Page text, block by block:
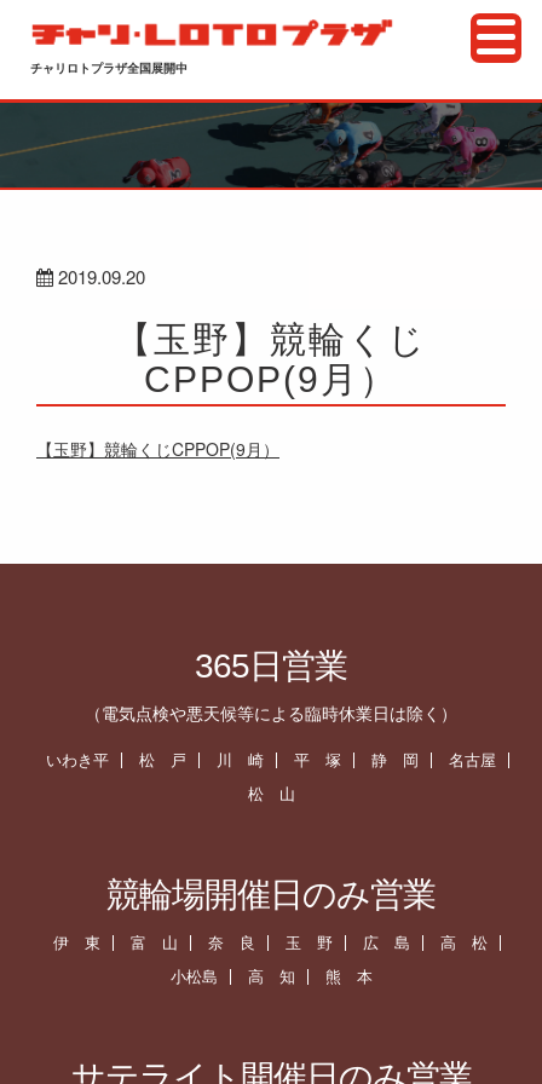
チャリロトプラザ全国展開中
2019.09.20
【玉野】競輪くじ
CPPOP(9月）
【玉野】競輪くじCPPOP(9月）
365日営業
（電気点検や悪天候等による臨時休業日は除く）
いわき平 松 戸 川 崎 平 塚 静 岡
名古屋
松 山
競輪場開催日のみ営業
伊 東 富 山 奈 良 玉 野 広 島
高 松
小松島
高 知 熊 本